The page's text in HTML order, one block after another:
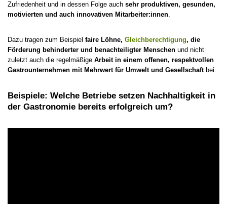
Zufriedenheit und in dessen Folge auch sehr produktiven, gesunden,
motivierten und auch innovativen Mitarbeiter:innen.
Dazu tragen zum Beispiel faire Löhne, Gleichberechtigung, die
Förderung behinderter und benachteiligter Menschen und nicht
zuletzt auch die regelmäßige Arbeit in einem offenen, respektvollen
Gastrounternehmen mit Mehrwert für Umwelt und Gesellschaftbei.
Beispiele: Welche Betriebe setzen Nachhaltigkeit in
der Gastronomie bereits erfolgreich um?